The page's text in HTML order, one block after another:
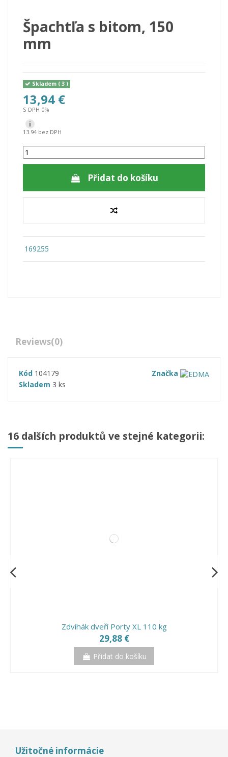
Špachtľa s bitom, 150
mm
Skladem ( 3 )
13,94 €
S DPH 0%
i
13.94 bez DPH
Přidat do košíku
169255
Reviews(0)
Značka
Kód 104179
Skladem 3 ks
16 dalších produktů ve stejné kategorii:
Zdvihák dveří Porty XL 110 kg
29,88 €
Přidat do košíku
Užitočné informácie